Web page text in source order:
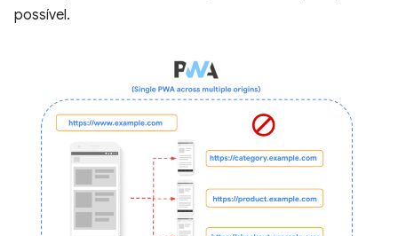
possível.